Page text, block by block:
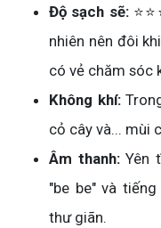
Độ sạch sẽ:
nhiên nên đôi
có vẻ chăm sóc
Không khí:
cỏ cây và... mùi
Âm thanh:Yên
"be be" và
thư giãn.